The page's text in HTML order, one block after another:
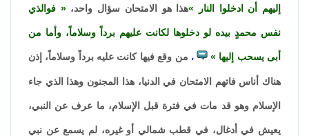
إليهم أن ادخلوا النار هذا هو الامتحان سؤال واحد، فوالذي
نفس محمدٍ بيده لو دخلوها لكانت عليهم برداً وسلاماً، وأما من
أبى يسحب إليها ، من وقع فيها كانت عليه برداً وسلاماً، إذن
هناك أناس فاتهم الامتحان في الدنيا، هذا المجنون وهذا الذي جاء
الإسلام وهو قد مات في فترة قبل الإسلام، ما عرف عن النبي،
يعيش في أدغال، في قطب شمالي أو غيره، لم يسمع عن نبي